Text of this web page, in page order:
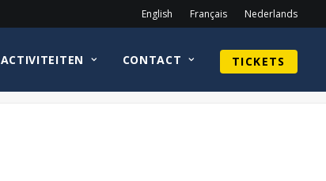
English Français Nederlands
ACTIVITEITEN CONTACT TICKETS
Home Guy Henry James Tolkan